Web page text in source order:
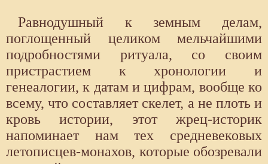
Равнодушный к земным делам,
поглощенный целиком мельчайшими
подробностями ритуала, со своим
пристрастием к хронологии и
генеалогии, к датам и цифрам, вообще ко
всему, что составляет скелет, а не плоть и
кровь истории, этот жрец-историк
напоминает нам тех средневековых
летописцев-монахов, которые обозревали